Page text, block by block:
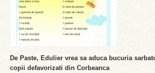
De Paste, Edulier vrea sa aduca bucuria
copii defavorizati din Corbeanca